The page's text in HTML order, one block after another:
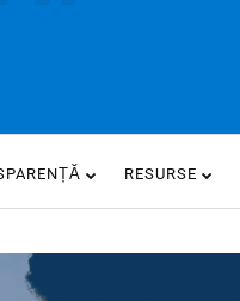
RESURSE